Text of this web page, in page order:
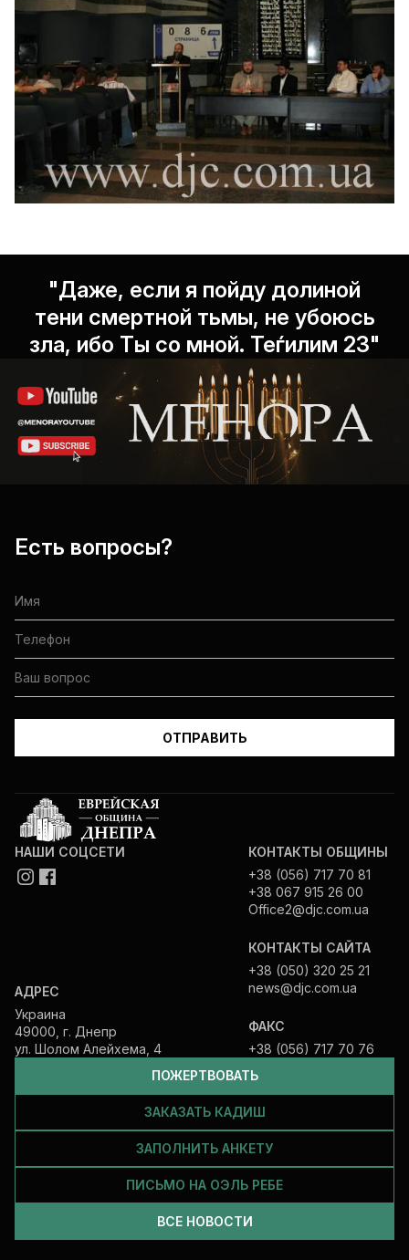
"Даже, если я пойду долиной
тени смертной тьмы, не убоюсь
зла, ибо Ты со мной. Теѓилим 23"
Есть вопросы?
ПОЖЕРТВОВАТЬ
ЗАКАЗАТЬ КАДИШ
ЗАПОЛНИТЬ АНКЕТУ
ПИСЬМО НА ОЭЛЬ РЕБЕ
ВСЕ НОВОСТИ
НАШИ СОЦСЕТИ
АДРЕС
Украина
49000, г. Днепр
ул. Шолом Алейхема, 4
КОНТАКТЫ ОБЩИНЫ
+38 (056) 717 70 81
+38 067 915 26 00
Office2@djc.com.ua
КОНТАКТЫ САЙТА
+38 (050) 320 25 21
news@djc.com.ua
ФАКС
+38 (056) 717 70 76